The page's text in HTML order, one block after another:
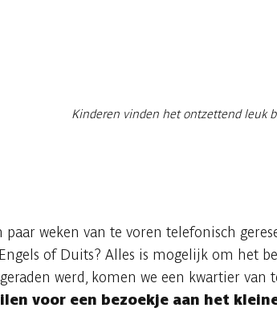
Kinderen vinden het ontzettend leuk
weken van te voren telefonisch
of Duits? Alles is mogelijk om het
werd, komen we een kwartier van
voor een bezoekje aan het